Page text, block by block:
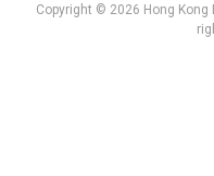
Copyright © 2026 Hong Kong